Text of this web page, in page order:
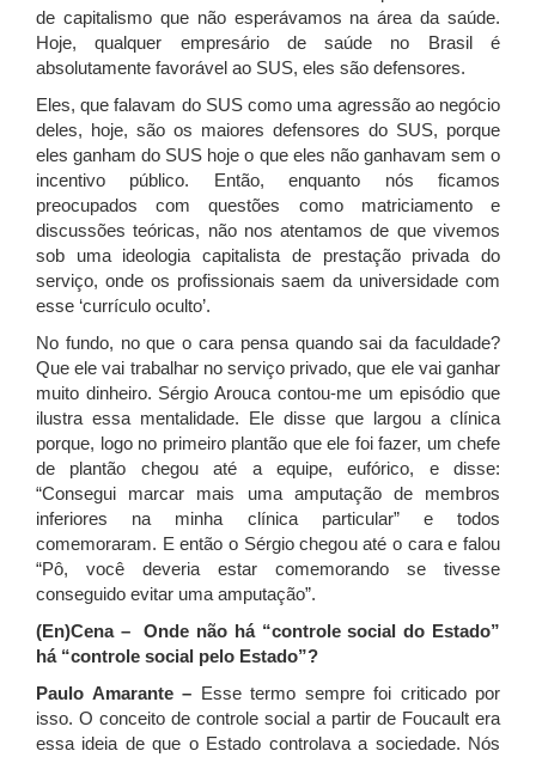
de capitalismo que não esperávamos na área da saúde.
Hoje, qualquer empresário de saúde no Brasil é
absolutamente favorável ao SUS, eles são defensores.
Eles, que falavam do SUS como uma agressão ao negócio
deles, hoje, são os maiores defensores do SUS, porque
eles ganham do SUS hoje o que eles não ganhavam sem o
incentivo público. Então, enquanto nós ficamos
preocupados com questões como matriciamento e
discussões teóricas, não nos atentamos de que vivemos
sob uma ideologia capitalista de prestação privada do
serviço, onde os profissionais saem da universidade com
esse ‘currículo oculto’.
No fundo, no que o cara pensa quando sai da faculdade?
Que ele vai trabalhar no serviço privado, que ele vai ganhar
muito dinheiro. Sérgio Arouca contou-me um episódio que
ilustra essa mentalidade. Ele disse que largou a clínica
porque, logo no primeiro plantão que ele foi fazer, um chefe
de plantão chegou até a equipe, eufórico, e disse:
“Consegui marcar mais uma amputação de membros
inferiores na minha clínica particular” e todos
comemoraram. E então o Sérgio chegou até o cara e falou
“Pô, você deveria estar comemorando se tivesse
conseguido evitar uma amputação”.
(En)Cena – Onde não há “controle social do Estado”
há “controle social pelo Estado”?
Paulo Amarante – Esse termo sempre foi criticado por
isso. O conceito de controle social a partir de Foucault era
essa ideia de que o Estado controlava a sociedade. Nós